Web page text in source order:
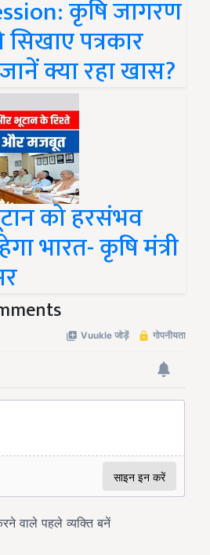
कृषि जागरण
पत्रकार
क्या रहा खास?
को हरसंभव
भारत- कृषि मंत्री